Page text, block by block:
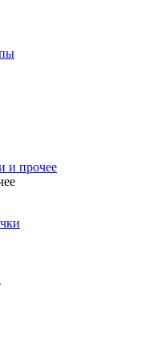
и прочее